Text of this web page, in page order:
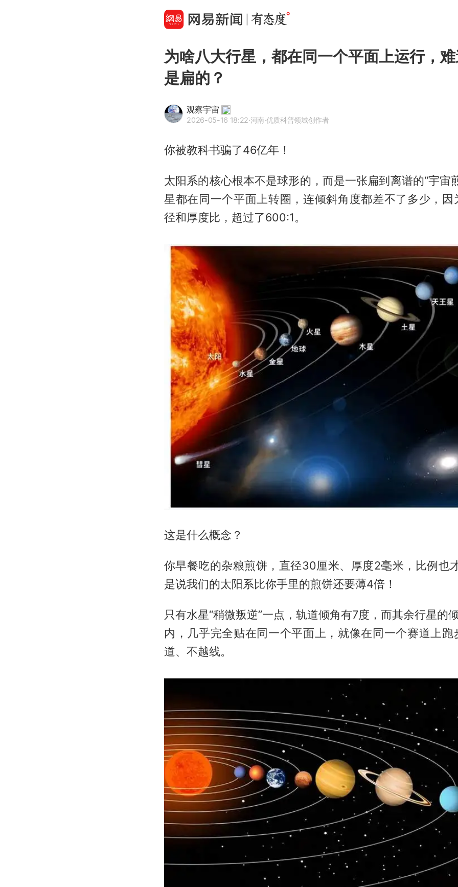
为啥八大行星，都在同一个平面上运行，
是扁的？
观察宇宙
2026-05-16 18:22·河南·优质科普领域创作者
你被教科书骗了46亿年！
太阳系的核心根本不是球形的，而是一张扁到离谱的“宇宙
星都在同一个平面上转圈，连倾斜角度都差不了多少，因
径和厚度比，超过了600:1。
这是什么概念？
你早餐吃的杂粮煎饼，直径30厘米、厚度2毫米，比例也
是说我们的太阳系比你手里的煎饼还要薄4倍！
只有水星“稍微叛逆”一点，轨道倾角有7度，而其余行星的
内，几乎完全贴在同一个平面上，就像在同一个赛道上跑
道、不越线。